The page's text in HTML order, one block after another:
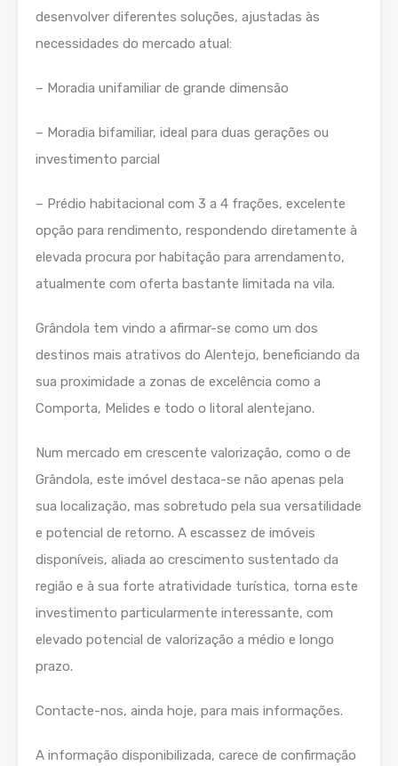
desenvolver diferentes soluções, ajustadas às
necessidades do mercado atual:
– Moradia unifamiliar de grande dimensão
– Moradia bifamiliar, ideal para duas gerações ou
investimento parcial
– Prédio habitacional com 3 a 4 frações, excelente
opção para rendimento, respondendo diretamente à
elevada procura por habitação para arrendamento,
atualmente com oferta bastante limitada na vila.
Grândola tem vindo a afirmar-se como um dos
destinos mais atrativos do Alentejo, beneficiando da
sua proximidade a zonas de excelência como a
Comporta, Melides e todo o litoral alentejano.
Num mercado em crescente valorização, como o de
Grândola, este imóvel destaca-se não apenas pela
sua localização, mas sobretudo pela sua versatilidade
e potencial de retorno. A escassez de imóveis
disponíveis, aliada ao crescimento sustentado da
região e à sua forte atratividade turística, torna este
investimento particularmente interessante, com
elevado potencial de valorização a médio e longo
prazo.
Contacte-nos, ainda hoje, para mais informações.
A informação disponibilizada, carece de confirmação